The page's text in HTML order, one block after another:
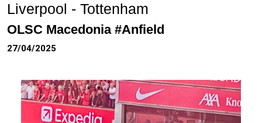
Liverpool - Tottenham
OLSC Macedonia #Anfield
27/04/2025